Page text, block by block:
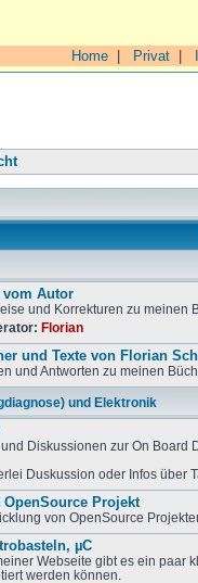
Home Privat
vom Autor
und Korrekturen zu meinen
Florian
und Texte von Florian
und Antworten zu meinen
und Elektronik
und Diskussionen zur On Board
Duskussion oder Infos über
OpenSource Projekt
von OpenSource
µC
Webseite gibt es ein paar
werden können.